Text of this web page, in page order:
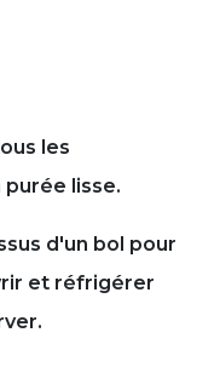
les
lisse.
d'un bol pour
et réfrigérer